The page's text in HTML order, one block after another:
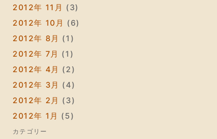
2012年 11月 (3)
2012年 10月 (6)
2012年 8月 (1)
2012年 7月 (1)
2012年 4月 (2)
2012年 3月 (4)
2012年 2月 (3)
2012年 1月 (5)
カテゴリー